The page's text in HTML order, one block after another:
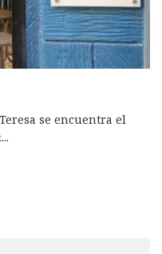
se encuentra el
...